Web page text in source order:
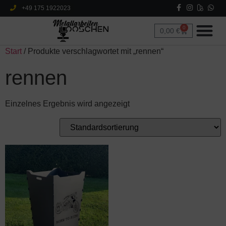
+49 175 1922023
0,00 € 0
Start / Produkte verschlagwortet mit „rennen“
rennen
Einzelnes Ergebnis wird angezeigt